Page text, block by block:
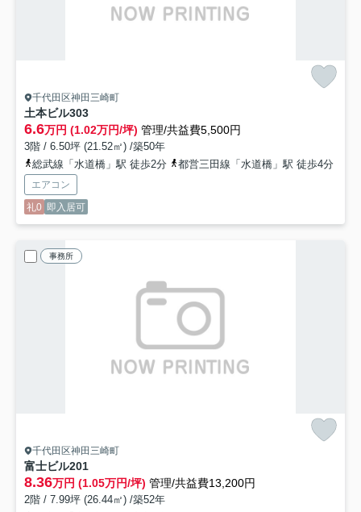
千代田区神田三崎町
土本ビル303
6.6万円 (1.02万円/坪) 管理/共益費5,500円
3階 / 6.50坪 (21.52㎡) /築50年
総武線「水道橋」駅 徒歩2分
都営三田線「水道橋」駅 徒歩4分
エアコン
礼0 即入居可
事務所
千代田区神田三崎町
富士ビル201
8.36万円 (1.05万円/坪) 管理/共益費13,200円
2階 / 7.99坪 (26.44㎡) /築52年